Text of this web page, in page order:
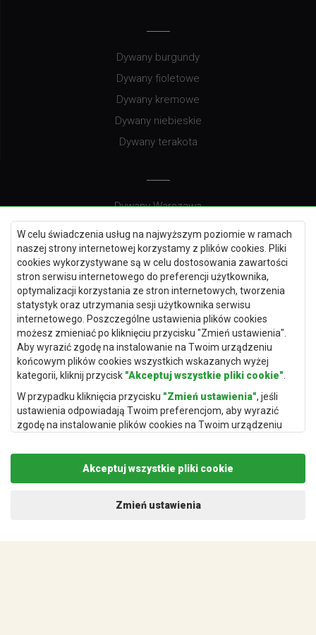
W celu świadczenia usług na najwyższym poziomie w ramach
naszej strony internetowej korzystamy z plików cookies. Pliki
cookies wykorzystywane są w celu dostosowania zawartości
stron serwisu internetowego do preferencji użytkownika,
optymalizacji korzystania ze stron internetowych, tworzenia
statystyk oraz utrzymania sesji użytkownika serwisu
internetowego. Poszczególne ustawienia plików cookies
możesz zmieniać po kliknięciu przycisku "Zmień ustawienia".
Aby wyrazić zgodę na instalowanie na Twoim urządzeniu
końcowym plików cookies wszystkich wskazanych wyżej
kategorii, kliknij przycisk "Akceptuj wszystkie pliki cookie"
W przypadku kliknięcia przycisku "Zmień ustawienia", jeśli
ustawienia odpowiadają Twoim preferencjom, aby wyrazić
zgodę na instalowanie plików cookies na Twoim urządzeniu
"Zapisz i zaakceptuj".
Podstawą przetwarzania danych osobowych, w zakresie w
administratora danych osobowych (Rugito Radosław Bartosik z
Akceptuj wszystkie pliki cookie
Zmień ustawienia
Dywany burgundy
Dywany fioletowe
Dywany kremowe
Dywany niebieskie
Dywany terakota
Dywany Warszawa
Dywany Wrocław
Dywany Szczecin
Dywany Lublin
Dywany Kraków
Dywany Poznań
Dywany Gdynia
Dywany Białystok
Dywany Kielce
Dywany Gdańsk
Dywany Toruń